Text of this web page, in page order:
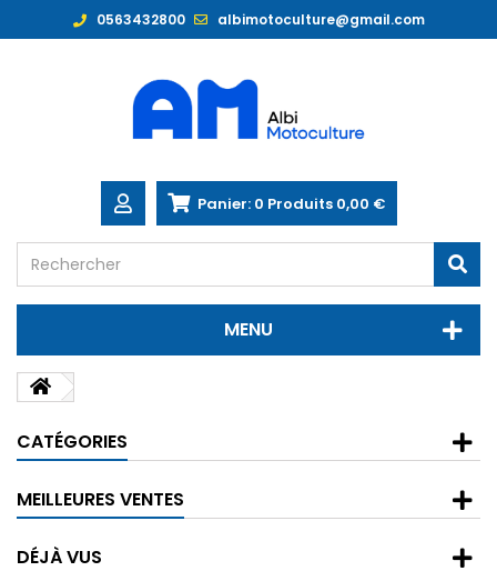
0563432800 albimotoculture@gmail.com
Panier: 0 Produits 0,00 €
MENU
CATÉGORIES
MEILLEURES VENTES
DÉJÀ VUS